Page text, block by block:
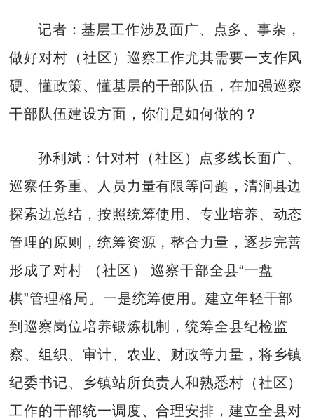
记者：基层工作涉及面广、点多、事杂，
做好对村（社区）巡察工作尤其需要一支作风
硬、懂政策、懂基层的干部队伍，在加强巡察
干部队伍建设方面，你们是如何做的？
孙利斌：针对村（社区）点多线长面广、
巡察任务重、人员力量有限等问题，清涧县边
探索边总结，按照统筹使用、专业培养、动态
管理的原则，统筹资源，整合力量，逐步完善
形成了对村 （社区） 巡察干部全县“一盘
棋”管理格局。一是统筹使用。建立年轻干部
到巡察岗位培养锻炼机制，统筹全县纪检监
察、组织、审计、农业、财政等力量，将乡镇
纪委书记、乡镇站所负责人和熟悉村（社区）
工作的干部统一调度、合理安排，建立全县对